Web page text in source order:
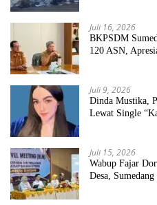
Juli 16, 2026
BKPSDM
120 ASN,
Juli 9, 2026
Dinda Mustika,
Lewat Single
Juli 15, 2026
Wabup Fajar
Desa,